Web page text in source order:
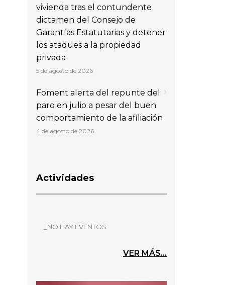
vivienda tras el contundente
dictamen del Consejo de
Garantías Estatutarias y detener
los ataques a la propiedad
privada
5 de agosto de 2026
Foment alerta del repunte del
paro en julio a pesar del buen
comportamiento de la afiliación
4 de agosto de 2026
Actividades
_NO HAY EVENTOS
VER MÁS...